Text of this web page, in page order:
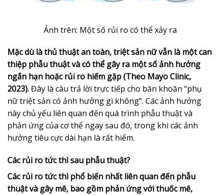
Ảnh trên: Một số rủi ro có thể xảy ra
Mặc dù là thủ thuật an toàn, triệt sản nữ vẫn là một can
thiệp phẫu thuật và có thể gây ra một số ảnh hưởng
ngắn hạn hoặc rủi ro hiếm gặp (Theo Mayo Clinic,
2023).Đây là câu trả lời trực tiếp cho băn khoăn “phụ
nữ triệt sản có ảnh hưởng gì không”. Các ảnh hưởng
này chủ yếu liên quan đến quá trình phẫu thuật và
phản ứng của cơ thể ngay sau đó, trong khi các ảnh
hưởng tiêu cực dài hạn là rất hiếm.
Các rủi ro tức thì sau phẫu thuật?
Các rủi ro tức thì phổ biến nhất liên quan đến phẫu
thuật và gây mê, bao gồm phản ứng với thuốc mê,